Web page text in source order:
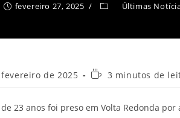
fevereiro 27, 2025 Últimas
de 2025
Tempo3 minutos de
23 anos foi preso em Volta Redonda por